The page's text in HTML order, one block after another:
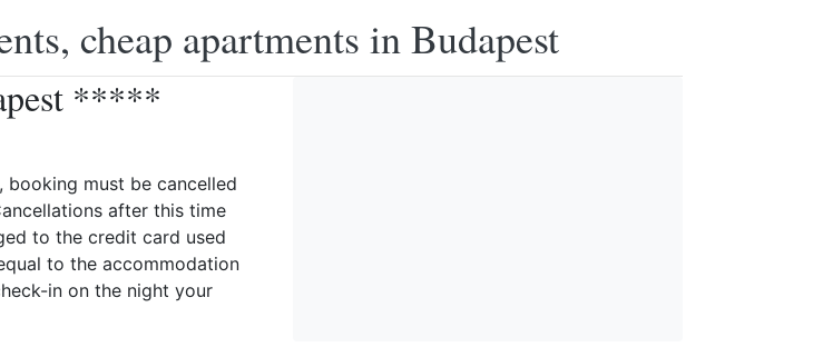
cheap apartments in Budapest
*****
must be cancelled
after this time
to the credit card used
to the accommodation
in on the night your